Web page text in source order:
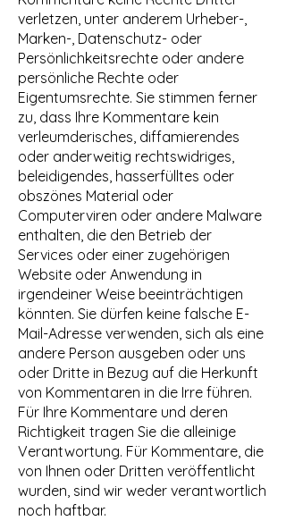
verletzen, unter anderem Urheber-,
Marken-, Datenschutz- oder
Persönlichkeitsrechte oder andere
persönliche Rechte oder
Eigentumsrechte. Sie stimmen ferner
zu, dass Ihre Kommentare kein
verleumderisches, diffamierendes
oder anderweitig rechtswidriges,
beleidigendes, hasserfülltes oder
obszönes Material oder
Computerviren oder andere Malware
enthalten, die den Betrieb der
Services oder einer zugehörigen
Website oder Anwendung in
irgendeiner Weise beeinträchtigen
könnten. Sie dürfen keine falsche E-
Mail-Adresse verwenden, sich als eine
andere Person ausgeben oder uns
oder Dritte in Bezug auf die Herkunft
von Kommentaren in die Irre führen.
Für Ihre Kommentare und deren
Richtigkeit tragen Sie die alleinige
Verantwortung. Für Kommentare, die
von Ihnen oder Dritten veröffentlicht
wurden, sind wir weder verantwortlich
noch haftbar.